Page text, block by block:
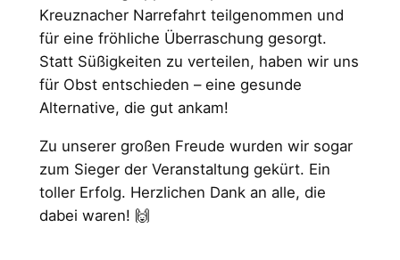
Kreuznacher Narrefahrt teilgenommen und
für eine fröhliche Überraschung gesorgt.
Statt Süßigkeiten zu verteilen, haben wir uns
für Obst entschieden – eine gesunde
Alternative, die gut ankam!
Zu unserer großen Freude wurden wir sogar
zum Sieger der Veranstaltung gekürt. Ein
toller Erfolg. Herzlichen Dank an alle, die
dabei waren! 🙌